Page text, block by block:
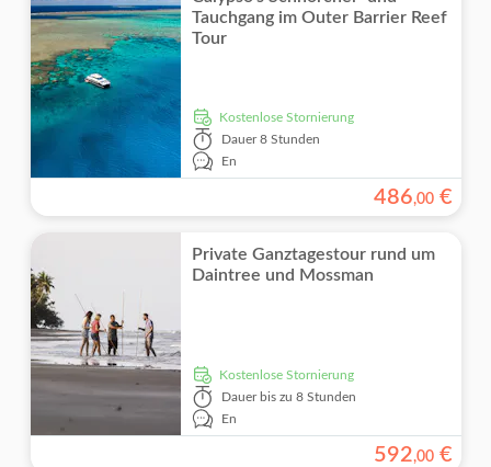
Tauchgang im Outer Barrier Reef
Tour
kostenlose Stornierung
Dauer 8 Stunden
En
486,00 €
Private Ganztagestour rund um
Daintree und Mossman
kostenlose Stornierung
Dauer bis zu 8 Stunden
En
592,00 €